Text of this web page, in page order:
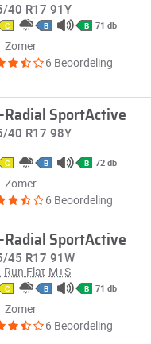
40 R17 91Y
C B B 71 db
Zomer
6 Beoordeling
Radial SportActive
40 R17 98Y
C B B 72 db
Zomer
6 Beoordeling
Radial SportActive
45 R17 91W
Run Flat M+S
C B B 71 db
Zomer
6 Beoordeling